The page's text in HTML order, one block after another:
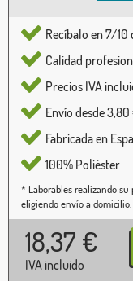
Recíbalo en 7/
Calidad
Precios IVA
Envío desde
Fabricada en
100% Poliéster
* Laborables realizando su
eligiendo envío a domicilio.
18,37 €
IVA incluido